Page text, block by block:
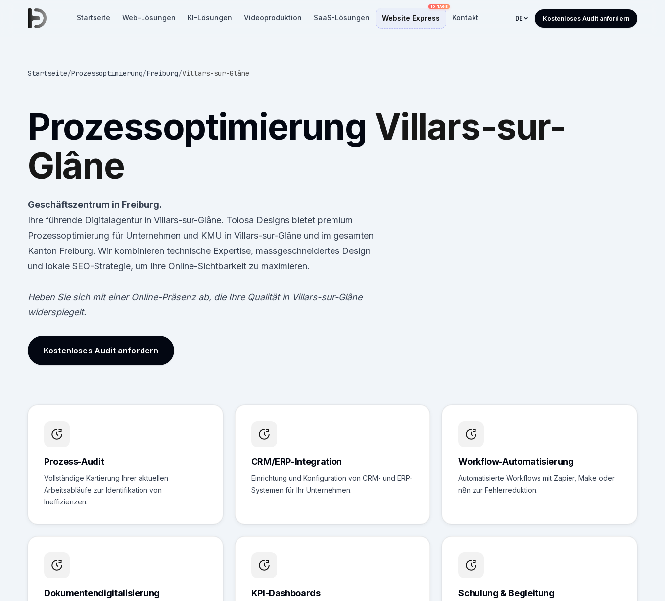
Startseite Web-Lösungen KI-Lösungen Videoproduktion SaaS-Lösungen Website Express Kontakt DE Kostenloses Audit anfordern
Startseite/Prozessoptimierung/Freiburg/Villars-sur-Glâne
Prozessoptimierung Villars-sur-
Glâne
Geschäftszentrum in Freiburg.
Ihre führende Digitalagentur in Villars-sur-Glâne. Tolosa Designs bietet premium
Prozessoptimierung für Unternehmen und KMU in Villars-sur-Glâne und im gesamten
Kanton Freiburg. Wir kombinieren technische Expertise, massgeschneidertes Design
und lokale SEO-Strategie, um Ihre Online-Sichtbarkeit zu maximieren.
Heben Sie sich mit einer Online-Präsenz ab, die Ihre Qualität in Villars-sur-Glâne
widerspiegelt.
Kostenloses Audit anfordern
Prozess-Audit
Vollständige Kartierung Ihrer aktuellen
Arbeitsabläufe zur Identifikation von
Ineffizienzen.
CRM/ERP-Integration
Einrichtung und Konfiguration von CRM- und ERP-
Systemen für Ihr Unternehmen.
Workflow-Automatisierung
Automatisierte Workflows mit Zapier, Make oder
n8n zur Fehlerreduktion.
Dokumentendigitalisierung KPI-Dashboards Schulung & Begleitung